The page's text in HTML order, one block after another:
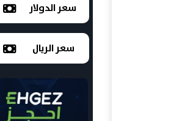
سعر الدولار
سعر الريال